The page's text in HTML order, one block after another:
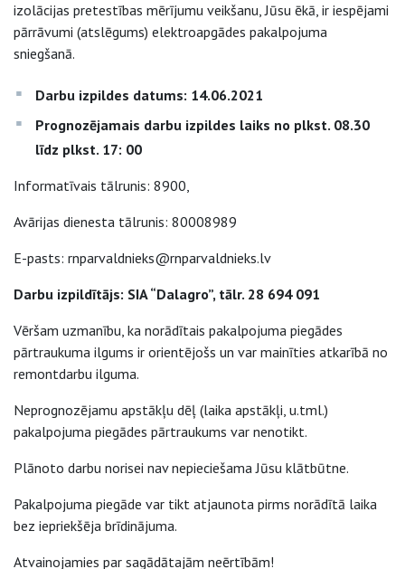
izolācijas pretestības mērījumu veikšanu, Jūsu ēkā, ir iespējami
pārrāvumi (atslēgums) elektroapgādes pakalpojuma
sniegšanā.
Darbu izpildes datums: 14.06.2021
Prognozējamais darbu izpildes laiks no plkst. 08.30
līdz plkst. 17: 00
Informatīvais tālrunis: 8900,
Avārijas dienesta tālrunis: 80008989
E-pasts: rnparvaldnieks@rnparvaldnieks.lv
Darbu izpildītājs: SIA “Dalagro”, tālr. 28 694 091
Vēršam uzmanību, ka norādītais pakalpojuma piegādes
pārtraukuma ilgums ir orientējošs un var mainīties atkarībā no
remontdarbu ilguma.
Neprognozējamu apstākļu dēļ (laika apstākļi, u.tml.)
pakalpojuma piegādes pārtraukums var nenotikt.
Plānoto darbu norisei nav nepieciešama Jūsu klātbūtne.
Pakalpojuma piegāde var tikt atjaunota pirms norādītā laika
bez iepriekšēja brīdinājuma.
Atvainojamies par sagādātajām neērtībām!